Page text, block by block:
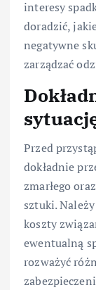
interesy
doradzić,
negatywne
zarządzać
Przed
dokładnie
zmarłego
sztuki.
koszty
ewentualną
rozważyć